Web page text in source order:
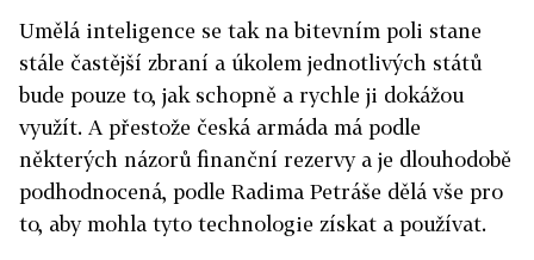
Umělá inteligence se tak na bitevním poli stane
stále častější zbraní a úkolem jednotlivých států
bude pouze to, jak schopně a rychle ji dokážou
využít. A přestože česká armáda má podle
některých názorů finanční rezervy a je dlouhodobě
podhodnocená, podle Radima Petráše dělá vše pro
to, aby mohla tyto technologie získat a používat.